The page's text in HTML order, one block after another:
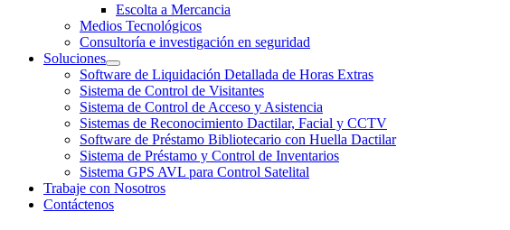
Escolta a Mercancia
Medios Tecnológicos
Consultoría e investigación en seguridad
Soluciones
Software de Liquidación Detallada de Horas Extras
Sistema de Control de Visitantes
Sistema de Control de Acceso y Asistencia
Sistemas de Reconocimiento Dactilar, Facial y CCTV
Software de Préstamo Bibliotecario con Huella Dactilar
Sistema de Préstamo y Control de Inventarios
Sistema GPS AVL para Control Satelital
Trabaje con Nosotros
Contáctenos